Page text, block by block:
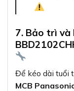
7. Bảo trì và
Để kéo dài tuổi
MCB